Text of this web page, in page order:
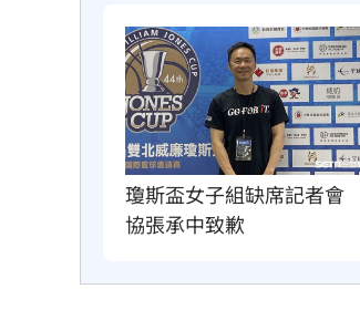
瓊斯盃女子組缺席記者會
協張承中致歉